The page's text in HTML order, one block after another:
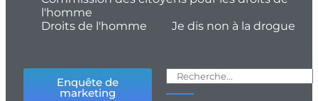
l'homme
Droits de l'homme
Je dis non à la drogue
Enquête de
marketing